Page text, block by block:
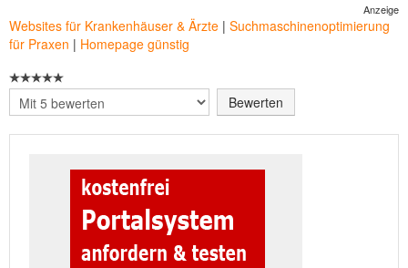
Anzeige
Websites für Krankenhäuser & Ärzte | Suchmaschinenoptimierung
für Praxen | Homepage günstig
Bitte
bewerten